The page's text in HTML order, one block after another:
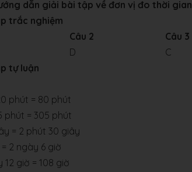
dẫn giải bài tập về đơn vị đo thời gian
trắc nghiệm
Câu 2 Câu 3
D C
tự luận
phút = 80 phút
phút = 305 phút
= 2 phút 30 giây
2 ngày 6 giờ
12 giờ = 108 giờ